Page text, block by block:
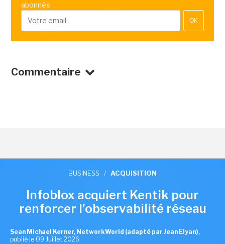
abonnés
OK
Commentaire
BUSINESS / ACQUISITION
Infoblox acquiert Kentik pour
renforcer l'observabilité réseau
Sean Michael Kerner, NetworkWorld (adapté par Jean Elyan) ,
publié le 09 Juillet 2026